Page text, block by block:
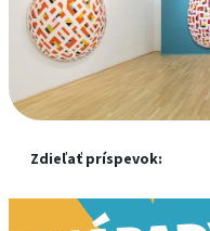
Zdieľať príspevok: